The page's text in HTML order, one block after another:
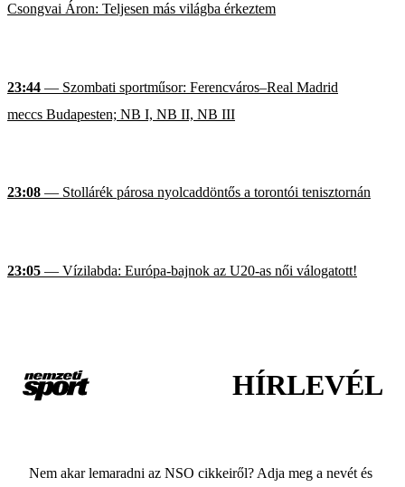
Csongvai Áron: Teljesen más világba érkeztem
23:44 — Szombati sportműsor: Ferencváros–Real Madrid
meccs Budapesten; NB I, NB II, NB III
23:08 — Stollárék párosa nyolcaddöntős a torontói tenisztornán
23:05 — Vízilabda: Európa-bajnok az U20-as női válogatott!
HÍRLEVÉL
Nem akar lemaradni az NSO cikkeiről? Adja meg a nevét és